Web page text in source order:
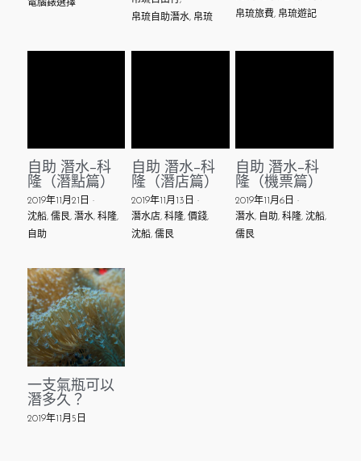
電腦錶選擇
帛琉自助潛水, 帛琉
帛琉旅費, 帛琉遊記
自助 潛水-科
隆（潛點篇）
2019年11月21日 ·
沈船, 儒艮, 潛水, 科隆,
自助
自助 潛水-科
隆（潛店篇）
2019年11月13日 ·
潛水店, 科隆, 價錢,
沈船, 儒艮
自助 潛水-科
隆（機票篇）
2019年11月6日 ·
潛水, 自助, 科隆, 沈船,
儒艮
一支氣瓶可以
潛多久？
2019年11月5日